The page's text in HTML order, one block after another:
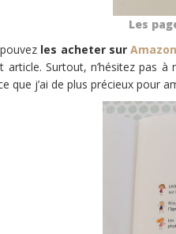
Les
les acheter sur
article. Surtout, n’hésitez pas
que j’ai de plus précieux pour